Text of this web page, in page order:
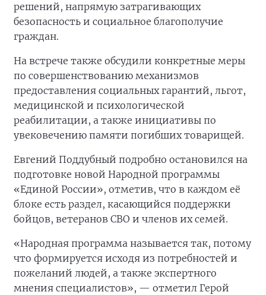
решений, напрямую затрагивающих
безопасность и социальное благополучие
граждан.
На встрече также обсудили конкретные меры
по совершенствованию механизмов
предоставления социальных гарантий, льгот,
медицинской и психологической
реабилитации, а также инициативы по
увековечению памяти погибших товарищей.
Евгений Поддубный подробно остановился на
подготовке новой Народной программы
«Единой России», отметив, что в каждом её
блоке есть раздел, касающийся поддержки
бойцов, ветеранов СВО и членов их семей.
«Народная программа называется так, потому
что формируется исходя из потребностей и
пожеланий людей, а также экспертного
мнения специалистов», — отметил Герой